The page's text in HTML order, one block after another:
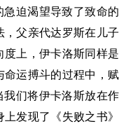
急迫渴望导致了致命的
父亲代达罗斯在儿子
度上，伊卡洛斯同样是
命运搏斗的过程中，赋
我们将伊卡洛斯放在作
发现了《失败之书》